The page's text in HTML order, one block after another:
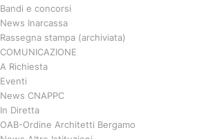
Bandi e concorsi
News Inarcassa
Rassegna stampa (archiviata)
COMUNICAZIONE
A Richiesta
Eventi
News CNAPPC
In Diretta
OAB-Ordine Architetti Bergamo